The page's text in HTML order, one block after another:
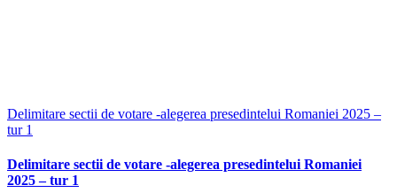
Delimitare sectii de votare -alegerea presedintelui Romaniei 2025 –
tur 1
Delimitare sectii de votare -alegerea presedintelui Romaniei
2025 – tur 1